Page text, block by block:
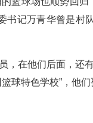
记万青华曾是村
，在他们后面，还
球特色学校”，他